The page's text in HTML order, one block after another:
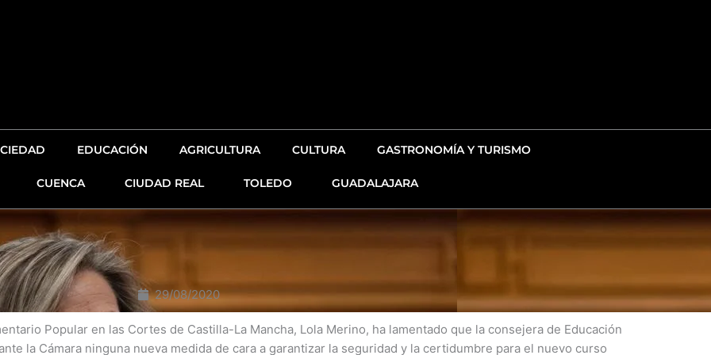
EDUCACIÓN AGRICULTURA CULTURA GASTRONOMÍA Y TURISMO
CUENCA CIUDAD REAL TOLEDO GUADALAJARA
29/08/2020
Popular en las Cortes de Castilla-La Mancha, Lola Merino, ha lamentado que la consejera de Educación
la Cámara ninguna nueva medida de cara a garantizar la seguridad y la certidumbre para el nuevo curso